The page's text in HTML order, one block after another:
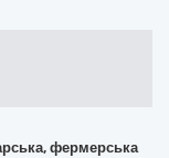
фермерська